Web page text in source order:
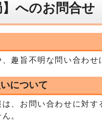
】へのお問合せ
趣旨不明な問い合わせ
について
、お問い合わせに対
。